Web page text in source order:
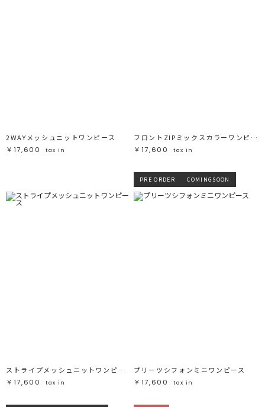
2WAYメッシュニットワンピース
￥17,600
tax in
フロントZIPミックスカラーワンピース
￥17,600
tax in
ストライプメッシュニットワンピース
￥17,600
tax in
PRE ORDER COMINGSOON
プリーツシフォンミニワンピース
￥17,600
tax in